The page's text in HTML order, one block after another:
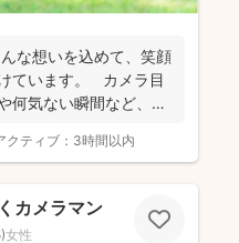
な想いを込めて、笑顔
ています。 カメラ目
何気ない瞬間など、ご
クティブ： 3時間以内
カメラマン
)女性